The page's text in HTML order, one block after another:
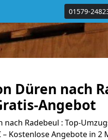
01579-
Düren nach
Angebot
nach Radebeul : Top-
Kostenlose Angebote in 2